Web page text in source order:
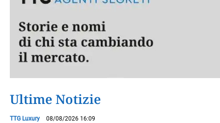
Ultime Notizie
TTG Luxury 08/08/2026 16:09